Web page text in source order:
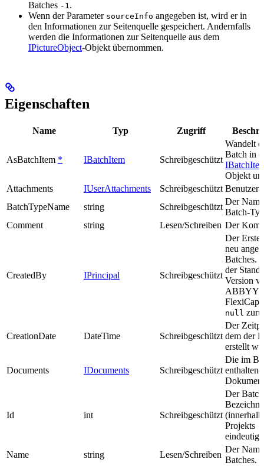
Batches -1 .
Wenn der Parameter sourceInfo angegeben ist, wird er in
den Informationen zur Seitenquelle gespeichert. Andernfalls
werden die Informationen zur Seitenquelle aus dem
IPictureObject-Objekt übernommen.
Eigenschaften
Name Typ Zugriff
AsBatchItem * IBatchItem Schreibgeschützt
Wandelt
Batch in
Objekt
Attachments
IUserAttachments Schreibgeschützt
BatchTypeName
string Schreibgeschützt
Der
Batch-
Comment
string Lesen/Schreiben Der
CreatedBy IPrincipal Schreibgeschützt
Der
neu
Batches.
der
Version
ABBYY
null
CreationDate DateTime Schreibgeschützt
Der
dem der
erstellt
Documents IDocuments Schreibgeschützt
Die im
Id int Schreibgeschützt
Der
(innerhalb
Projekts
eindeutig).
Name
string Lesen/Schreiben
Der
Batches.